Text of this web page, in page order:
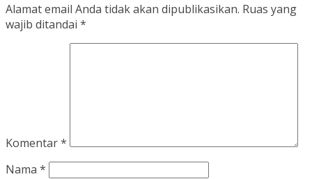
Alamat email Anda tidak akan dipublikasikan. Ruas yang
wajib ditandai *
Komentar*
Nama *